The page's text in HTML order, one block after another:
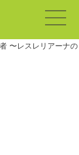
〜レスレリアーナの